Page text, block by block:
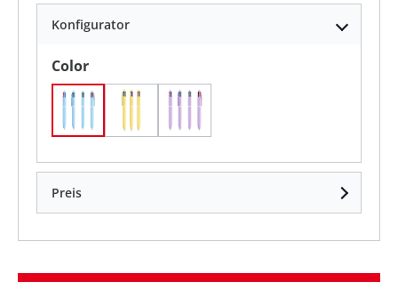
Konfigurator
Colorauswählen
PastellblauPastellgelb
Preis